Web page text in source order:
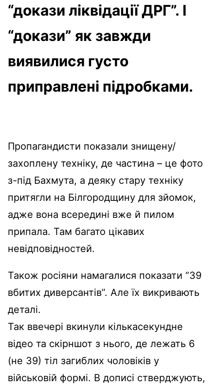
“докази ліквідації ДРГ”. І
“докази” як завжди
виявилися густо
приправлені підробками.
Пропагандисти показали знищену/
захоплену техніку, де частина – це фото
з-під Бахмута, а деяку стару техніку
притягли на Білгородщину для зйомок,
адже вона всередині вже й пилом
припала. Там багато цікавих
невідповідностей.
Також росіяни намагалися показати “39
вбитих диверсантів”. Але їх викривають
деталі.
Так ввечері вкинули кількасекундне
відео та скірншот з нього, де лежать 6
(не 39) тіл загиблих чоловіків у
військовій формі. В дописі стверджують,